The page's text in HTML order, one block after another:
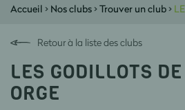
Accueil > Nos clubs>Trouver un club>
Retour à la liste des clubs
LES GODILLOTS
ORGE